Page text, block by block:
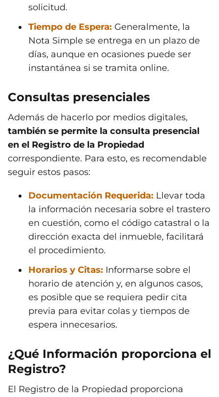
solicitud.
Tiempo de Espera: Generalmente, la
Nota Simple se entrega en un plazo de
días, aunque en ocasiones puede ser
instantánea si se tramita online.
Consultas presenciales
Además de hacerlo por medios digitales,
también se permite la consulta presencial
en el Registro de la Propiedad
correspondiente. Para esto, es recomendable
seguir estos pasos:
Documentación Requerida: Llevar toda
la información necesaria sobre el trastero
en cuestión, como el código catastral o la
dirección exacta del inmueble, facilitará
el procedimiento.
Horarios y Citas: Informarse sobre el
horario de atención y, en algunos casos,
es posible que se requiera pedir cita
previa para evitar colas y tiempos de
espera innecesarios.
¿Qué Información proporciona el
Registro?
El Registro de la Propiedad proporciona